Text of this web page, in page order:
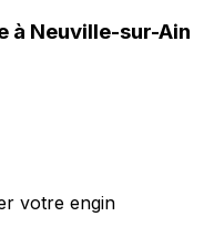
à Neuville-sur-Ain
votre engin